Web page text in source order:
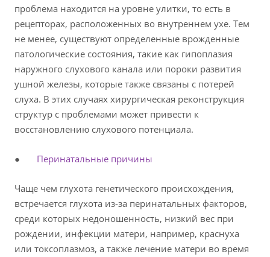
проблема находится на уровне улитки, то есть в
рецепторах, расположенных во внутреннем ухе. Тем
не менее, существуют определенные врожденные
патологические состояния, такие как гипоплазия
наружного слухового канала или пороки развития
ушной железы, которые также связаны с потерей
слуха. В этих случаях хирургическая реконструкция
структур с проблемами может привести к
восстановлению слухового потенциала.
● Перинатальные причины
Чаще чем глухота генетического происхождения,
встречается глухота из-за перинатальных факторов,
среди которых недоношенность, низкий вес при
рождении, инфекции матери, например, краснуха
или токсоплазмоз, а также лечение матери во время